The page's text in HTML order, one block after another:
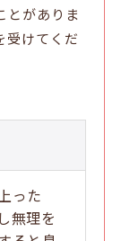
とがありま
受けてくだ
った
無理を